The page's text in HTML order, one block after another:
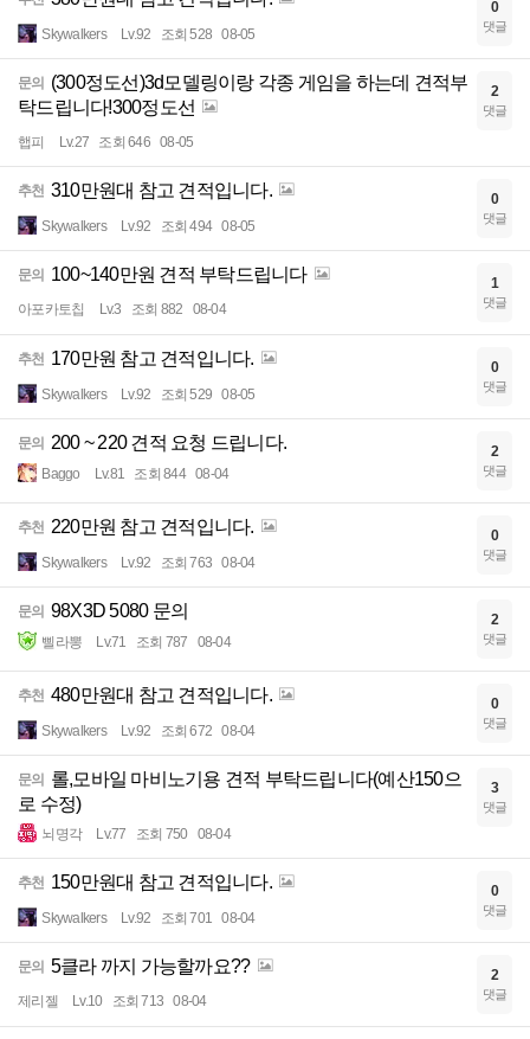
Skywalkers Lv.92 조회 528 08-05
0
댓글
문의
(300정도선)3d모델링이랑 각종 게임을 하는데 견적부
탁드립니다!300정도선
햅피 Lv.27 조회 646 08-05
2
댓글
추천 310만원대 참고 견적입니다.
Skywalkers Lv.92 조회 494 08-05
0
댓글
문의 100~140만원 견적 부탁드립니다
아포카토칩 Lv.3 조회 882 08-04
1
댓글
추천 170만원 참고 견적입니다.
Skywalkers Lv.92 조회 529 08-05
0
댓글
문의 200 ~ 220 견적 요청 드립니다.
Baggo Lv.81 조회 844 08-04
2
댓글
추천 220만원 참고 견적입니다.
Skywalkers Lv.92 조회 763 08-04
0
댓글
문의 98X3D 5080 문의
삘라뽕 Lv.71 조회 787 08-04
2
댓글
추천 480만원대 참고 견적입니다.
Skywalkers Lv.92 조회 672 08-04
0
댓글
문의
롤,모바일 마비노기용 견적 부탁드립니다(예산150으
로 수정)
뇌명각 Lv.77 조회 750 08-04
3
댓글
추천 150만원대 참고 견적입니다.
Skywalkers Lv.92 조회 701 08-04
0
댓글
문의 5클라 까지 가능할까요??
제리젤 Lv.10 조회 713 08-04
2
댓글